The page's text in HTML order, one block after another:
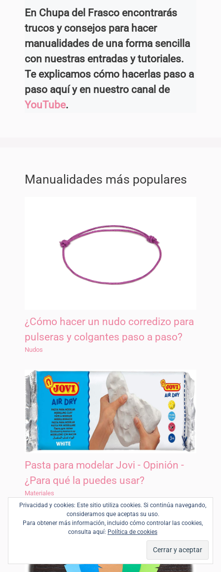
En Chupa del Frasco encontrarás
trucos y consejos para hacer
manualidades de una forma sencilla
con nuestras entradas y tutoriales.
Te explicamos cómo hacerlas paso a
paso aquí y en nuestro canal de
YouTube.
Manualidades más populares
¿Cómo hacer un nudo corredizo para
pulseras y colgantes paso a paso?
Nudos
Pasta para modelar Jovi - Opinión -
¿Para qué la puedes usar?
Materiales
Privacidad y cookies: Este sitio utiliza cookies. Si continúa navegando,
consideramos que aceptas su uso.
Para obtener más información, incluido cómo controlar las cookies,
consulta aquí: Política de cookies